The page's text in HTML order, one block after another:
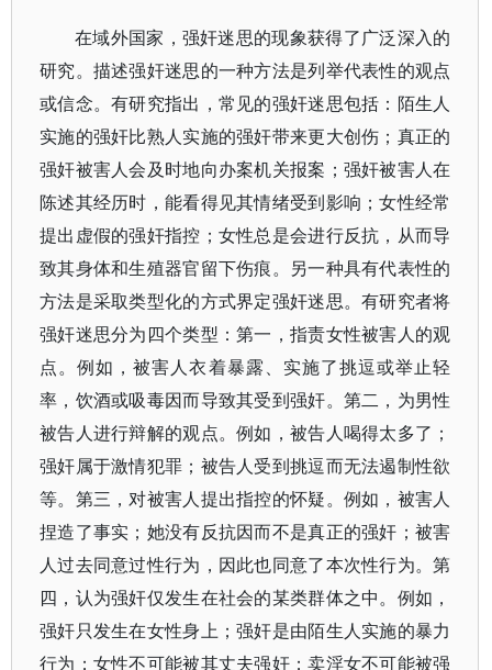
在域外国家，强奸迷思的现象获得了广泛深入的
研究。描述强奸迷思的一种方法是列举代表性的观点
或信念。有研究指出，常见的强奸迷思包括：陌生人
实施的强奸比熟人实施的强奸带来更大创伤；真正的
强奸被害人会及时地向办案机关报案；强奸被害人在
陈述其经历时，能看得见其情绪受到影响；女性经常
提出虚假的强奸指控；女性总是会进行反抗，从而导
致其身体和生殖器官留下伤痕。另一种具有代表性的
方法是采取类型化的方式界定强奸迷思。有研究者将
强奸迷思分为四个类型：第一，指责女性被害人的观
点。例如，被害人衣着暴露、实施了挑逗或举止轻
率，饮酒或吸毒因而导致其受到强奸。第二，为男性
被告人进行辩解的观点。例如，被告人喝得太多了；
强奸属于激情犯罪；被告人受到挑逗而无法遏制性欲
等。第三，对被害人提出指控的怀疑。例如，被害人
捏造了事实；她没有反抗因而不是真正的强奸；被害
人过去同意过性行为，因此也同意了本次性行为。第
四，认为强奸仅发生在社会的某类群体之中。例如，
强奸只发生在女性身上；强奸是由陌生人实施的暴力
行为；女性不可能被其丈夫强奸；卖淫女不可能被强